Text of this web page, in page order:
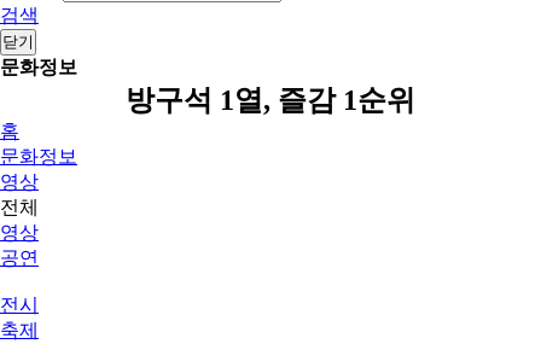
검색
닫기
문화정보
방구석 1열, 즐감 1순위
홈
문화정보
영상
전체
영상
공연
전시
축제